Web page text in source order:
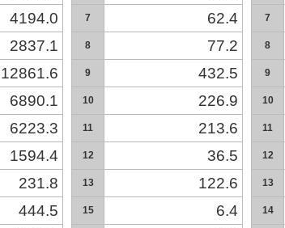
4194.0
2837.1
12861.6
6890.1
6223.3
1594.4
231.8
444.5
7 62.4
8 77.2
9 432.5
10 226.9
11 213.6
12 36.5
13 122.6
15 6.4
7
8
9
10
11
12
13
14